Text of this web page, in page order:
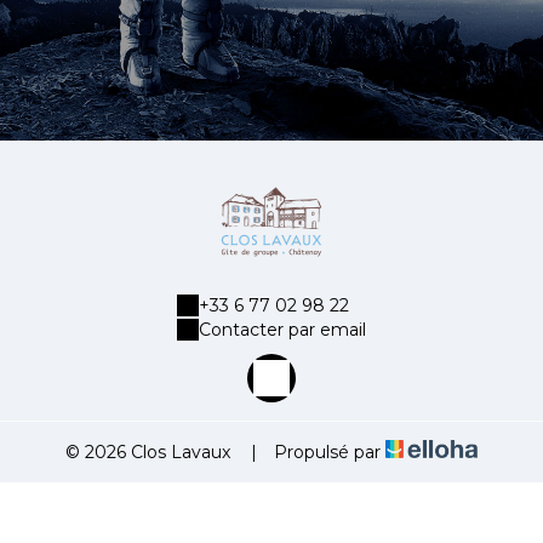
+33 6 77 02 98 22
Contacter par email
© 2026 Clos Lavaux | Propulsé par